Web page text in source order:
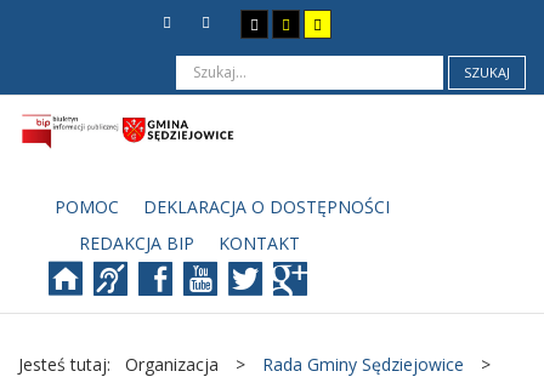
SZUKAJ
POMOC
DEKLARACJA O DOSTĘPNOŚCI
REDAKCJA BIP
KONTAKT
Jesteś tutaj: Organizacja > Rada Gminy Sędziejowice
>